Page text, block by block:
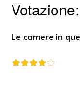
Le camere in